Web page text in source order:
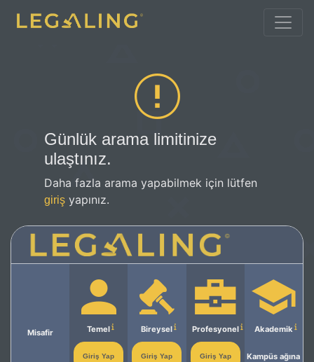
Günlük arama limitinize
ulaştınız.
Daha fazla arama yapabilmek için lütfen
giriş yapınız.
Misafir Temel
Giriş Yap
Bireysel
Giriş Yap
Profesyonel
Giriş Yap
Akademik
Kampüs ağına